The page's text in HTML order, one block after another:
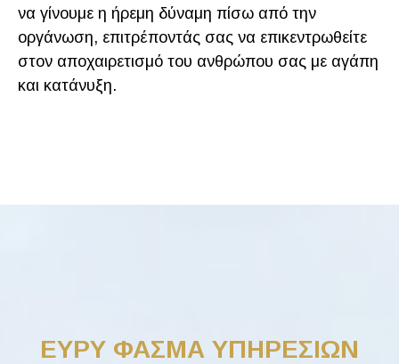
να γίνουμε η ήρεμη δύναμη πίσω από την
οργάνωση, επιτρέποντάς σας να επικεντρωθείτε
στον αποχαιρετισμό του ανθρώπου σας με αγάπη
και κατάνυξη.
ΕΥΡΥ ΦΑΣΜΑ ΥΠΗΡΕΣΙΩΝ